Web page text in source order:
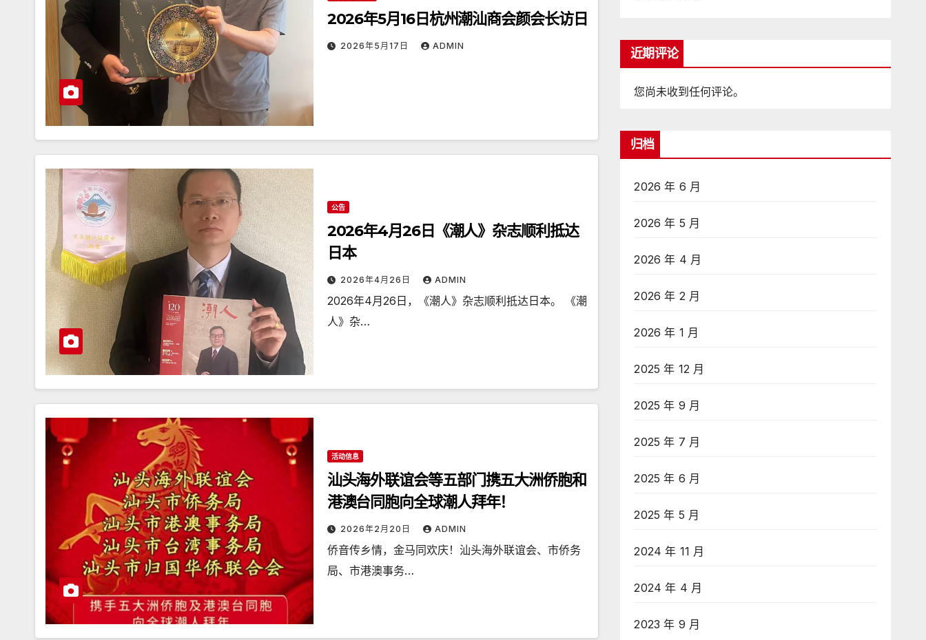
2026年5月16日杭州潮汕商会颜会长访日
2026年5月17日 ADMIN
公告
2026年4月26日《潮人》杂志顺利抵达
日本
2026年4月26日 ADMIN
2026年4月26日，《潮人》杂志顺利抵达日本。 《潮
人》杂…
活动信息
汕头海外联谊会等五部门携五大洲侨胞和
港澳台同胞向全球潮人拜年！
2026年2月20日 ADMIN
侨音传乡情，金马同欢庆！汕头海外联谊会、市侨务
局、市港澳事务…
近期评论
您尚未收到任何评论。
归档
2026 年 6 月
2026 年 5 月
2026 年 4 月
2026 年 2 月
2026 年 1 月
2025 年 12 月
2025 年 9 月
2025 年 7 月
2025 年 6 月
2025 年 5 月
2024 年 11 月
2024 年 4 月
2023 年 9 月